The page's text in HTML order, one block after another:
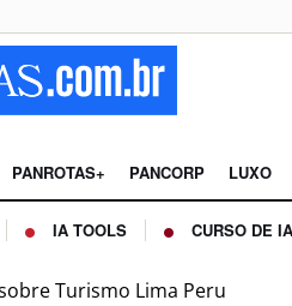
PANROTAS+ PANCORP LUXO
IA TOOLS CURSO DE IA
Turismo Lima Peru